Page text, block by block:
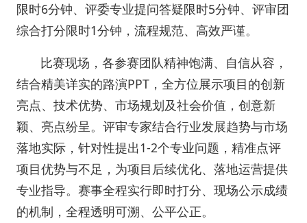
限时6分钟、评委专业提问答疑限时5分钟、评审团
综合打分限时1分钟，流程规范、高效严谨。
比赛现场，各参赛团队精神饱满、自信从容，
结合精美详实的路演PPT，全方位展示项目的创新
亮点、技术优势、市场规划及社会价值，创意新
颖、亮点纷呈。评审专家结合行业发展趋势与市场
落地实际，针对性提出1-2个专业问题，精准点评
项目优势与不足，为项目后续优化、落地运营提供
专业指导。赛事全程实行即时打分、现场公示成绩
的机制，全程透明可溯、公平公正。